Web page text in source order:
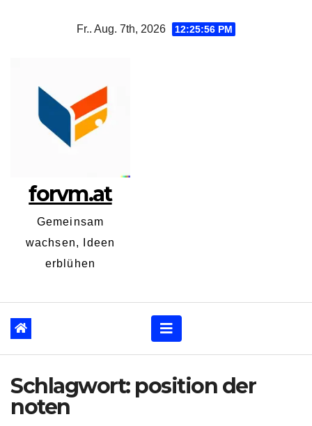
Fr.. Aug. 7th, 2026 12:25:56 PM
forvm.at
Gemeinsam
wachsen, Ideen
erblühen
Schlagwort: position der
noten